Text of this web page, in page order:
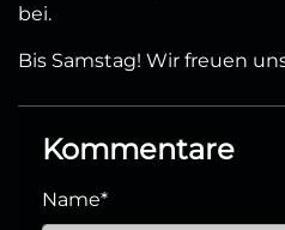
bei.
Bis Samstag! Wir freuen
Kommentare
Name*